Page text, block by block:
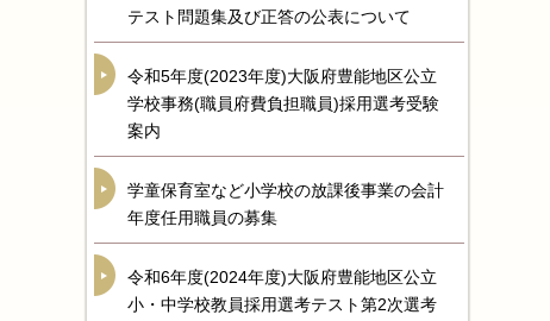
テスト問題集及び正答の公表について
令和5年度(2023年度)大阪府豊能地区公立
学校事務(職員府費負担職員)採用選考受験
案内
学童保育室など小学校の放課後事業の会計
年度任用職員の募集
令和6年度(2024年度)大阪府豊能地区公立
小・中学校教員採用選考テスト第2次選考